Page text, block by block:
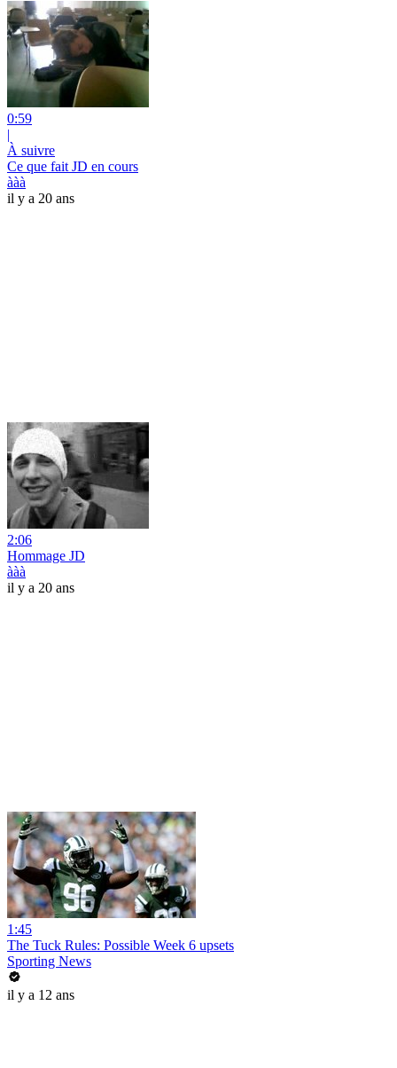
0:59
|
À suivre
Ce que fait JD en cours
ààà
il y a 20 ans
2:06
Hommage JD
ààà
il y a 20 ans
1:45
The Tuck Rules: Possible Week 6 upsets
Sporting News
il y a 12 ans